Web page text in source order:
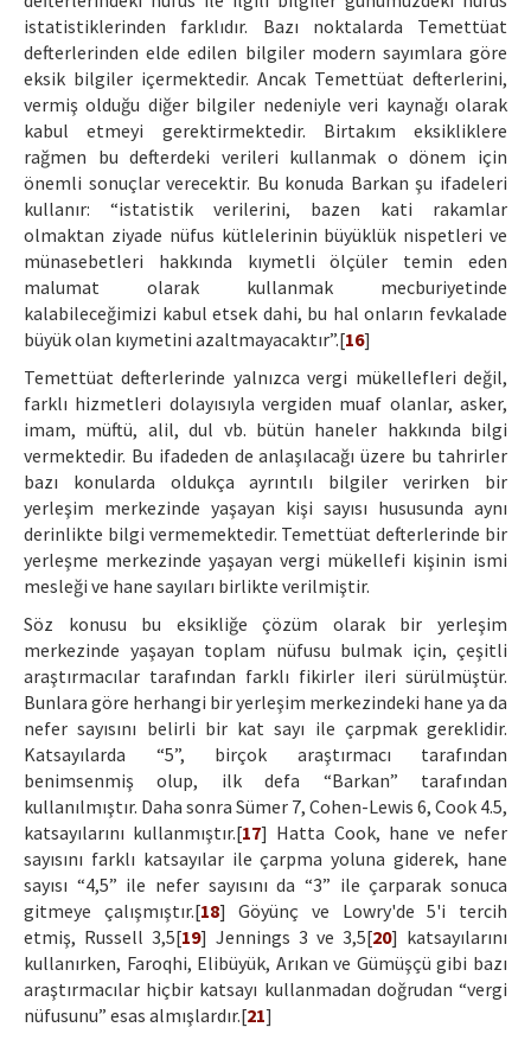
istatistiklerinden farklıdır. Bazı noktalarda Temettüat
defterlerinden elde edilen bilgiler modern sayımlara göre
eksik bilgiler içermektedir. Ancak Temettüat defterlerini,
vermiş olduğu diğer bilgiler nedeniyle veri kaynağı olarak
kabul etmeyi gerektirmektedir. Birtakım eksikliklere
rağmen bu defterdeki verileri kullanmak o dönem için
önemli sonuçlar verecektir. Bu konuda Barkan şu ifadeleri
kullanır: “istatistik verilerini, bazen kati rakamlar
olmaktan ziyade nüfus kütlelerinin büyüklük nispetleri ve
münasebetleri hakkında kıymetli ölçüler temin eden
malumat olarak kullanmak mecburiyetinde
kalabileceğimizi kabul etsek dahi, bu hal onların fevkalade
büyük olan kıymetini azaltmayacaktır”.[16]
Temettüat defterlerinde yalnızca vergi mükellefleri değil,
farklı hizmetleri dolayısıyla vergiden muaf olanlar, asker,
imam, müftü, alil, dul vb. bütün haneler hakkında bilgi
vermektedir. Bu ifadeden de anlaşılacağı üzere bu tahrirler
bazı konularda oldukça ayrıntılı bilgiler verirken bir
yerleşim merkezinde yaşayan kişi sayısı hususunda aynı
derinlikte bilgi vermemektedir. Temettüat defterlerinde bir
yerleşme merkezinde yaşayan vergi mükellefi kişinin ismi
mesleği ve hane sayıları birlikte verilmiştir.
Söz konusu bu eksikliğe çözüm olarak bir yerleşim
merkezinde yaşayan toplam nüfusu bulmak için, çeşitli
araştırmacılar tarafından farklı fikirler ileri sürülmüştür.
Bunlara göre herhangi bir yerleşim merkezindeki hane ya da
nefer sayısını belirli bir kat sayı ile çarpmak gereklidir.
Katsayılarda “5”, birçok araştırmacı tarafından
benimsenmiş olup, ilk defa “Barkan” tarafından
kullanılmıştır. Daha sonra Sümer 7, Cohen-Lewis 6, Cook 4.5,
katsayılarını kullanmıştır.[17] Hatta Cook, hane ve nefer
sayısını farklı katsayılar ile çarpma yoluna giderek, hane
sayısı “4,5” ile nefer sayısını da “3” ile çarparak sonuca
gitmeye çalışmıştır.[18] Göyünç ve Lowry'de 5'i tercih
etmiş, Russell 3,5[19] Jennings 3 ve 3,5[20] katsayılarını
kullanırken, Faroqhi, Elibüyük, Arıkan ve Gümüşçü gibi bazı
araştırmacılar hiçbir katsayı kullanmadan doğrudan “vergi
nüfusunu” esas almışlardır.[21]